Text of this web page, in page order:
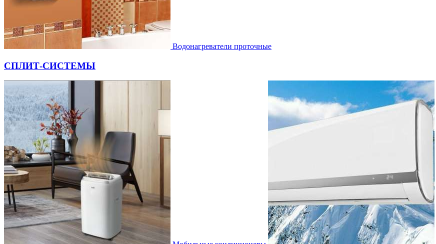
Водонагреватели проточные
СПЛИТ-СИСТЕМЫ